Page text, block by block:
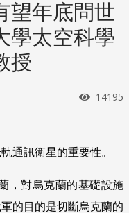
望年底問世
太空科學
授
瀏覽次
14195
通訊衛星的重要性。
，對烏克蘭的基礎設施
的目的是切斷烏克蘭的